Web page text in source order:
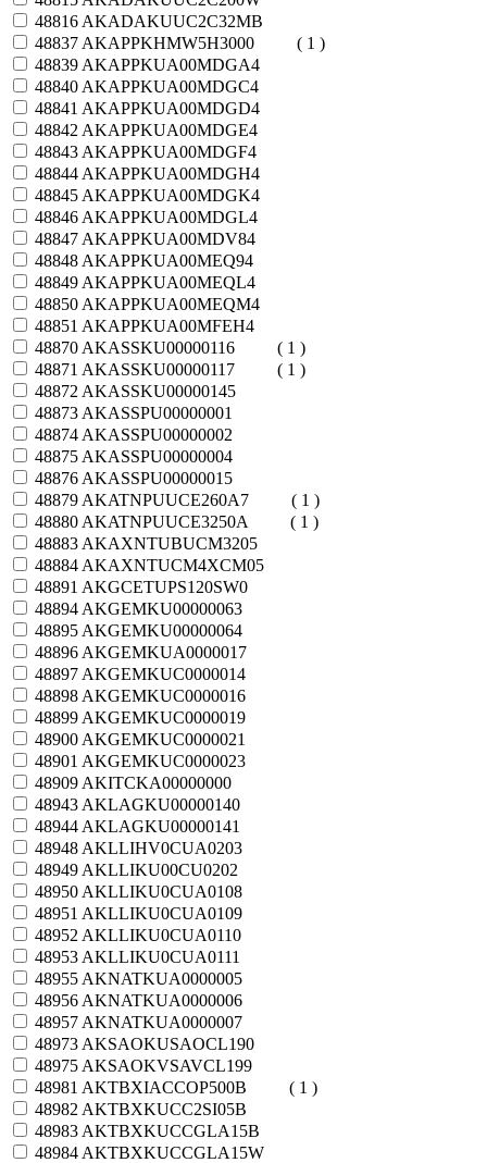
48816 AKADAKUUC2C32MB
48837 AKAPPKHMW5H3000
( 1 )
48839 AKAPPKUA00MDGA4
48840 AKAPPKUA00MDGC4
48841 AKAPPKUA00MDGD4
48842 AKAPPKUA00MDGE4
48843 AKAPPKUA00MDGF4
48844 AKAPPKUA00MDGH4
48845 AKAPPKUA00MDGK4
48846 AKAPPKUA00MDGL4
48847 AKAPPKUA00MDV84
48848 AKAPPKUA00MEQ94
48849 AKAPPKUA00MEQL4
48850 AKAPPKUA00MEQM4
48851 AKAPPKUA00MFEH4
48870 AKASSKU00000116
( 1 )
48871 AKASSKU00000117
( 1 )
48872 AKASSKU00000145
48873 AKASSPU00000001
48874 AKASSPU00000002
48875 AKASSPU00000004
48876 AKASSPU00000015
48879 AKATNPUUCE260A7
( 1 )
48880 AKATNPUUCE3250A
( 1 )
48883 AKAXNTUBUCM3205
48884 AKAXNTUCM4XCM05
48891 AKGCETUPS120SW0
48894 AKGEMKU00000063
48895 AKGEMKU00000064
48896 AKGEMKUA0000017
48897 AKGEMKUC0000014
48898 AKGEMKUC0000016
48899 AKGEMKUC0000019
48900 AKGEMKUC0000021
48901 AKGEMKUC0000023
48909 AKITCKA00000000
48943 AKLAGKU00000140
48944 AKLAGKU00000141
48948 AKLLIHV0CUA0203
48949 AKLLIKU00CU0202
48950 AKLLIKU0CUA0108
48951 AKLLIKU0CUA0109
48952 AKLLIKU0CUA0110
48953 AKLLIKU0CUA0111
48955 AKNATKUA0000005
48956 AKNATKUA0000006
48957 AKNATKUA0000007
48973 AKSAOKUSAOCL190
48975 AKSAOKVSAVCL199
48981 AKTBXIACCOP500B
( 1 )
48982 AKTBXKUCC2SI05B
48983 AKTBXKUCCGLA15B
48984 AKTBXKUCCGLA15W